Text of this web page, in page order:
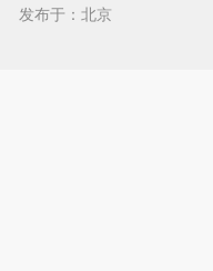
发布于：北京